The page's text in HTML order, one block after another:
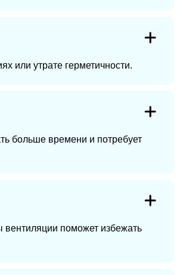
или утрате герметичности.
больше времени и потребует
вентиляции поможет избежать